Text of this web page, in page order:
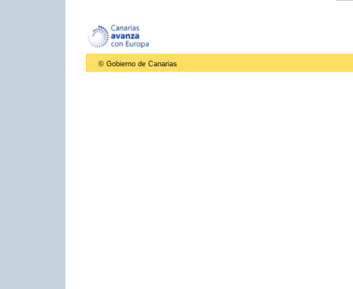
© Gobierno de Canarias